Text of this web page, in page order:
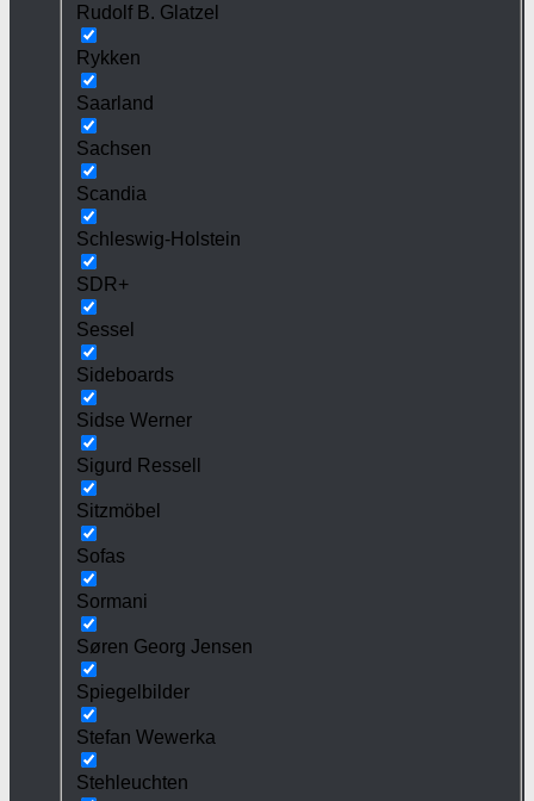
Rudolf B. Glatzel
Rykken
Saarland
Sachsen
Scandia
Schleswig-Holstein
SDR+
Sessel
Sideboards
Sidse Werner
Sigurd Ressell
Sitzmöbel
Sofas
Sormani
Søren Georg Jensen
Spiegelbilder
Stefan Wewerka
Stehleuchten